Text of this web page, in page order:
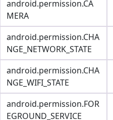
android.permission.CA
MERA
android.permission.CHA
NGE_NETWORK_STATE
android.permission.CHA
NGE_WIFI_STATE
android.permission.FOR
EGROUND_SERVICE